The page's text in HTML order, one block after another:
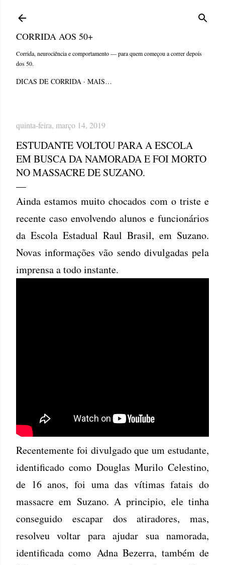
CORRIDA AOS 50+
Corrida, neurociência e comportamento — para quem começou a correr depois
dos 50.
DICAS DE CORRIDA MAIS…
quinta-feira, março 14, 2019
ESTUDANTE VOLTOU PARA A ESCOLA
EM BUSCA DA NAMORADA E FOI MORTO
NO MASSACRE DE SUZANO.
Ainda estamos muito chocados com o triste e
recente caso envolvendo alunos e funcionários
da Escola Estadual Raul Brasil, em Suzano.
Novas informações vão sendo divulgadas pela
imprensa a todo instante.
Recentemente foi divulgado que um estudante,
identificado como Douglas Murilo Celestino,
de 16 anos, foi uma das vítimas fatais do
massacre em Suzano. A principio, ele tinha
conseguido escapar dos atiradores, mas,
resolveu voltar para ajudar sua namorada,
identificada como Adna Bezerra, também de